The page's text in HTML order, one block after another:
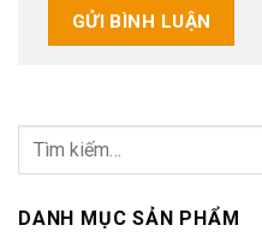
DANH MỤC SẢN PHẨM